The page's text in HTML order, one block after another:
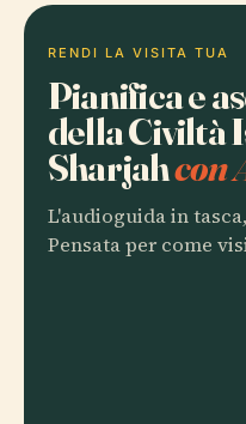
RENDI LA VISITA TUA
Pianifica e
della Civiltà
Sharjahcon
L'audioguida in
Pensata per come